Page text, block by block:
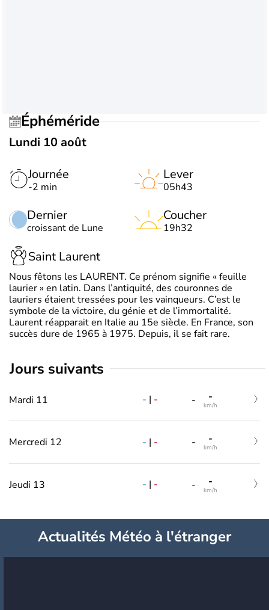
Éphéméride
Lundi 10 août
Journée
-2 min
Dernier
croissant de Lune
Lever
05h43
Coucher
19h32
Saint Laurent
Nous fêtons les LAURENT. Ce prénom signifie « feuille
laurier » en latin. Dans l’antiquité, des couronnes de
lauriers étaient tressées pour les vainqueurs. C’est le
symbole de la victoire, du génie et de l’immortalité.
Laurent réapparait en Italie au 15e siècle. En France, son
succès dure de 1965 à 1975. Depuis, il se fait rare.
jours suivants
Mardi 11 - | - - -
km/h
Mercredi 12 - | - - -
km/h
Jeudi 13 - | - - -
km/h
Actualités Météo à l'étranger